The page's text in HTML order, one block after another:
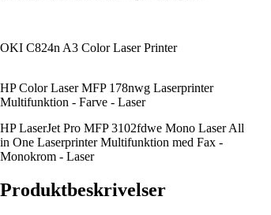
OKI C824n A3 Color Laser Printer
HP Color Laser MFP 178nwg Laserprinter
Multifunktion - Farve - Laser
HP LaserJet Pro MFP 3102fdwe Mono Laser All
in One Laserprinter Multifunktion med Fax -
Monokrom - Laser
Produktbeskrivelser